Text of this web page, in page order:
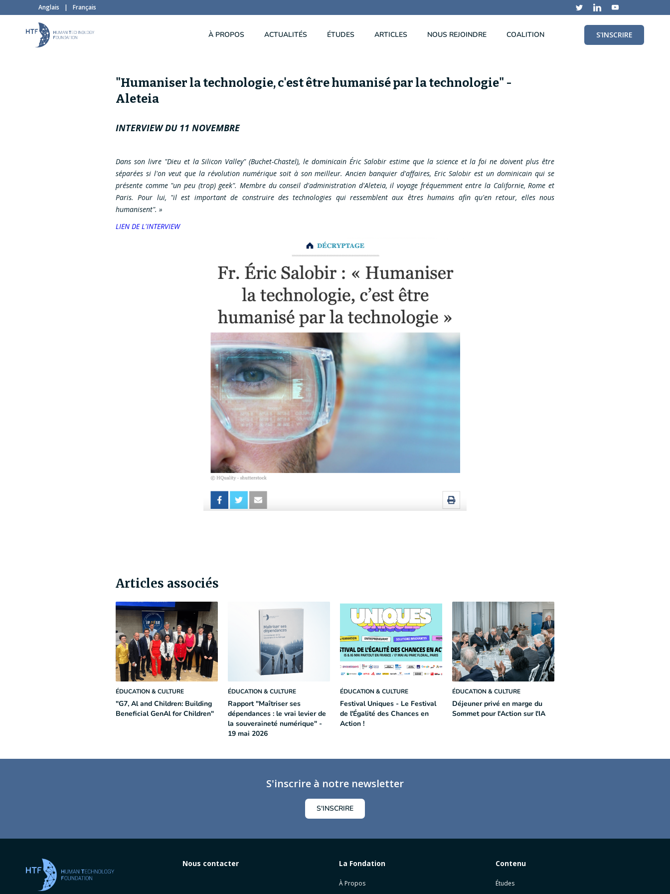
Anglais | Français
À PROPOS ACTUALITÉS ÉTUDES ARTICLES NOUS REJOINDRE COALITION S'INSCRIRE
"Humaniser la technologie, c'est être humanisé par la technologie" -
Aleteia
INTERVIEW DU 11 NOVEMBRE
Dans son livre "Dieu et la Silicon Valley" (Buchet-Chastel), le dominicain Éric Salobir estime que la science et la foi ne doivent plus être
séparées si l'on veut que la révolution numérique soit à son meilleur. Ancien banquier d'affaires, Eric Salobir est un dominicain qui se
présente comme "un peu (trop) geek". Membre du conseil d'administration d'Aleteia, il voyage fréquemment entre la Californie, Rome et
Paris. Pour lui, "il est important de construire des technologies qui ressemblent aux êtres humains afin qu'en retour, elles nous
humanisent". »
LIEN DE L'INTERVIEW
Articles associés
ÉDUCATION & CULTURE
"G7, Al and Children: Building
Beneficial GenAl for Children"
ÉDUCATION & CULTURE
Rapport "Maîtriser ses
dépendances : le vrai levier de
la souveraineté numérique" -
19 mai 2026
ÉDUCATION & CULTURE
Festival Uniques - Le Festival
de l'Égalité des Chances en
Action !
ÉDUCATION & CULTURE
Déjeuner privé en marge du
Sommet pour l'Action sur l'IA
S'inscrire à notre newsletter
S'INSCRIRE
Nous contacter La Fondation
À Propos
Contenu
Études